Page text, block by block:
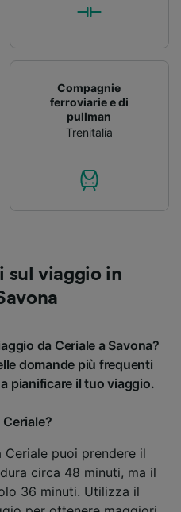
Compagnie
ferroviarie e di
pullman
Trenitalia
sul viaggio in
da Ceriale a Savona?
domande più frequenti
pianificare il tuo viaggio.
Ceriale puoi prendere il
circa 48 minuti, ma il
36 minuti. Utilizza il